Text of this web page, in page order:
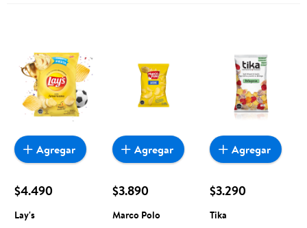
$4.490
Lay's
Agregar
$3.890
Marco Polo
Agregar
$3.290
Tika
Agregar